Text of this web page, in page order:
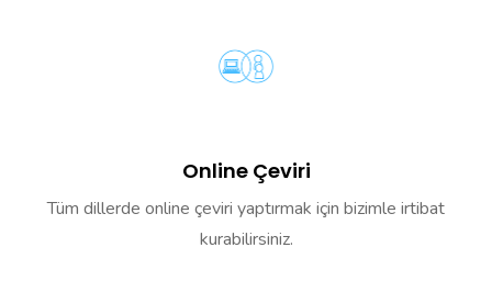
Online Çeviri
Tüm dillerde online çeviri yaptırmak için bizimle irtibat
kurabilirsiniz.